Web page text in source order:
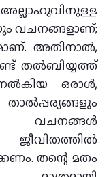
വചനങ്ങളാണ്;
അതിനാൽ,
തൽബിയ്യത്ത്
ഒരാൾ,
ആ വചനങ്ങൾ
തന്റെ മതം